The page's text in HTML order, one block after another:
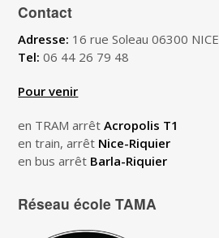
Contact
Adresse: 16 rue Soleau 06300 NICE
Tel: 06 44 26 79 48
Pour venir
en TRAM arrêtAcropolis T1
en train, arrêt Nice-Riquier
en bus arrêt Barla-Riquier
Réseau école TAMA